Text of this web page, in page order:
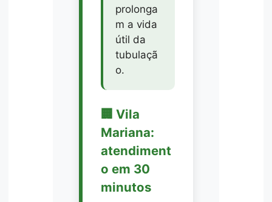
prolonga
m a vida
útil da
tubulaçã
o.
🏢 Vila
Mariana:
atendiment
o em 30
minutos